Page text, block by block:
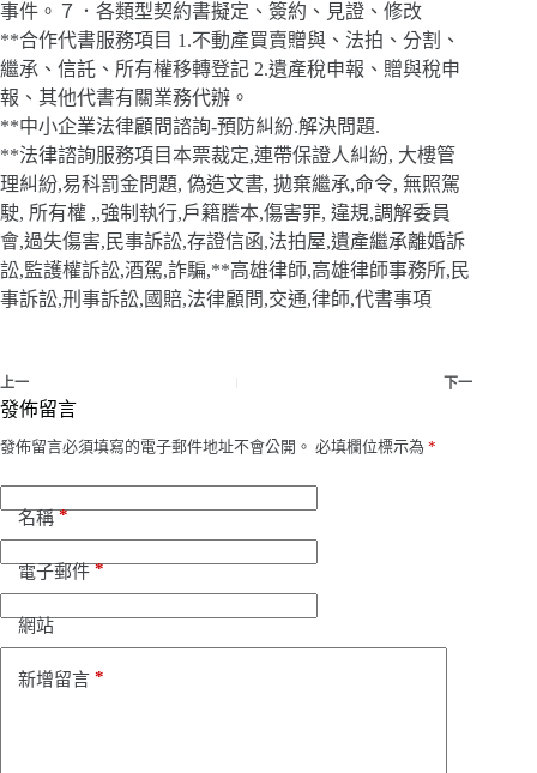
事件。７．各類型契約書擬定、簽約、見證、修改
**合作代書服務項目 1.不動產買賣贈與、法拍、分割、
繼承、信託、所有權移轉登記 2.遺產稅申報、贈與稅申
報、其他代書有關業務代辦。
**中小企業法律顧問諮詢-預防糾紛.解決問題.
**法律諮詢服務項目本票裁定,連帶保證人糾紛, 大樓管
理糾紛,易科罰金問題, 偽造文書, 拋棄繼承,命令, 無照駕
駛, 所有權 ,,強制執行,戶籍謄本,傷害罪, 違規,調解委員
會,過失傷害,民事訴訟,存證信函,法拍屋,遺產繼承離婚訴
訟,監護權訴訟,酒駕,詐騙,**高雄律師,高雄律師事務所,民
事訴訟,刑事訴訟,國賠,法律顧問,交通,律師,代書事項
上一 下一
發佈留言
發佈留言必須填寫的電子郵件地址不會公開。 必填欄位標示為 *
名稱*
電子郵件*
網站
新增留言 *